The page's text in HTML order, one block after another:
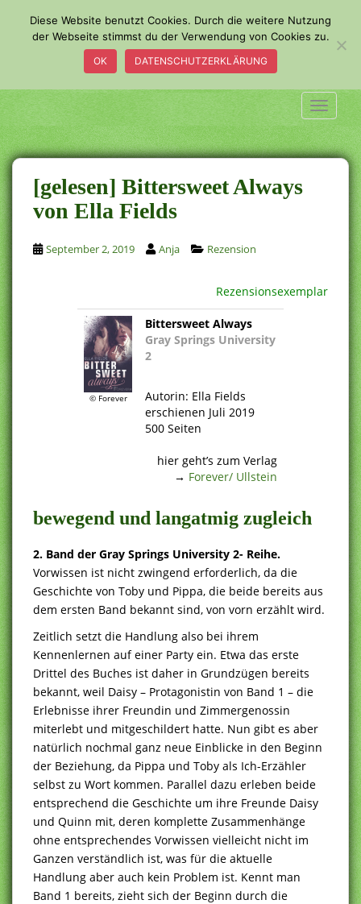
o
a
i
n
c
o
n
t
e
n
t
[gelesen] Bittersweet Always
von Ella Fields
September 2, 2019 Anja Rezension
Rezensionsexemplar
© Forever
Bittersweet Always
Gray Springs University
2
Autorin: Ella Fields
erschienen Juli 2019
500 Seiten
hier geht’s zum Verlag
→ Forever/ Ullstein
bewegend und langatmig zugleich
2. Band der Gray Springs University 2- Reihe.
Vorwissen ist nicht zwingend erforderlich, da die
Geschichte von Toby und Pippa, die beide bereits aus
dem ersten Band bekannt sind, von vorn erzählt wird.
Zeitlich setzt die Handlung also bei ihrem
Kennenlernen auf einer Party ein. Etwa das erste
Drittel des Buches ist daher in Grundzügen bereits
bekannt, weil Daisy – Protagonistin von Band 1 – die
Erlebnisse ihrer Freundin und Zimmergenossin
miterlebt und mitgeschildert hatte. Nun gibt es aber
natürlich nochmal ganz neue Einblicke in den Beginn
der Beziehung, da Pippa und Toby als Ich-Erzähler
selbst zu Wort kommen. Parallel dazu erleben beide
entsprechend die Geschichte um ihre Freunde Daisy
und Quinn mit, deren komplette Zusammenhänge
ohne entsprechendes Vorwissen vielleicht nicht im
Ganzen verständlich ist, was für die aktuelle
Handlung aber auch kein Problem ist. Kennt man
Band 1 bereits, zieht sich der Beginn durch die
Diese Website benutzt Cookies. Durch die weitere Nutzung
der Webseite stimmst du der Verwendung von Cookies zu.
OK DATENSCHUTZERKLÄRUNG